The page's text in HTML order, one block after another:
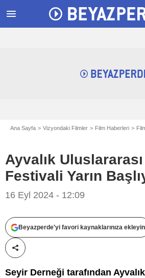
menu
Ana Sayfa Vizyondaki Filmler Film Haberleri
Ayvalık
Festivali Yarın
16 Eyl 2024 - 12:09
Beyazperde'yi favori kaynaklarınıza ekleyin
Paylaş!
Seyir Derneği tarafından
Ayvalık Uluslararası Film